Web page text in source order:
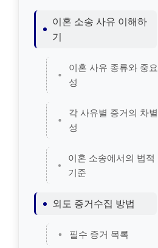
이혼 소송 사유 이해하
기
이혼 사유 종류와 중요
성
각 사유별 증거의 차별
성
이혼 소송에서의 법적
기준
외도 증거수집 방법
필수 증거 목록